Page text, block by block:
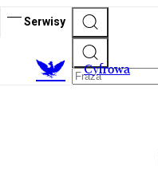
Serwisy
Cyfrowa